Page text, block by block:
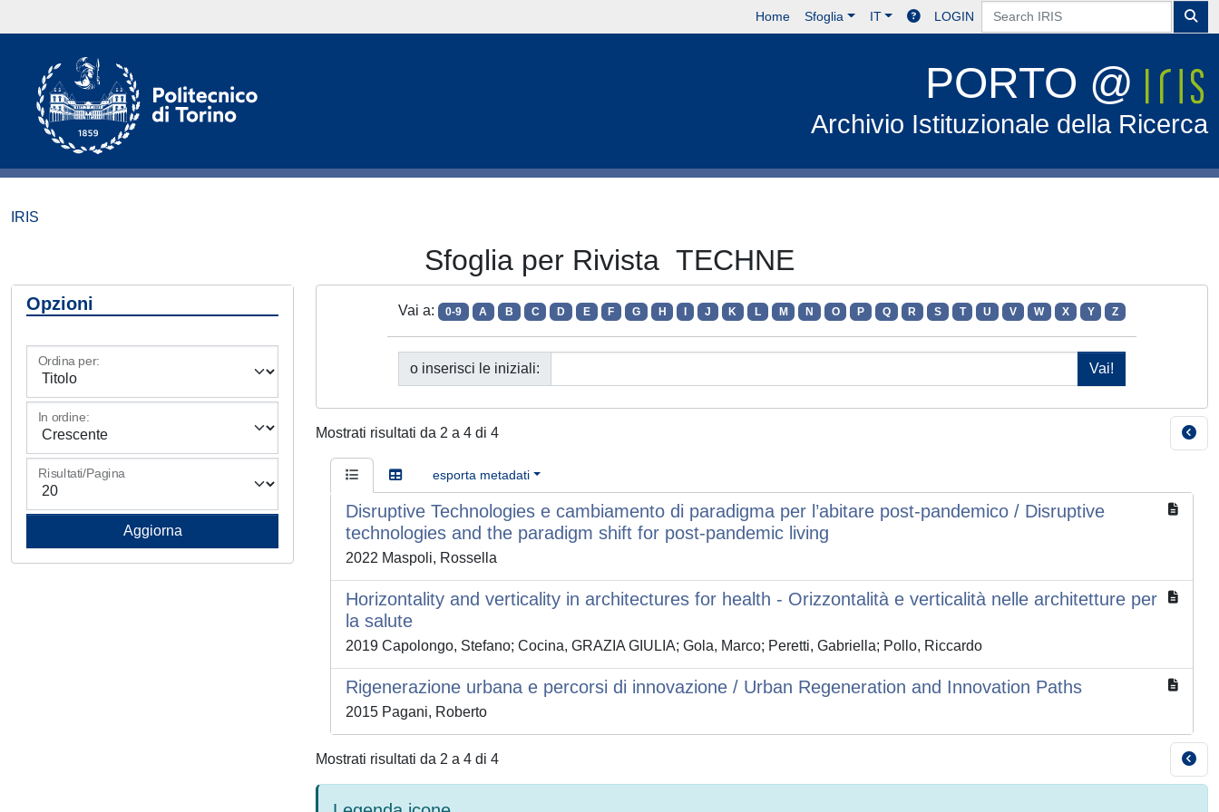
Home Sfoglia IT LOGIN
PORTO @
Archivio Istituzionale della Ricerca
IRIS
Sfoglia per Rivista TECHNE
Opzioni
Ordina per:
In ordine:
Risultati/Pagina
Vai a: 0-9 A B C D E F G H J K L M N O P Q R S T U V W X Y Z
o inserisci le iniziali:
Mostrati risultati da 2 a 4 di 4
esporta metadati
Disruptive Technologies e cambiamento di paradigma per l’abitare post-pandemico / Disruptive
technologies and the paradigm shift for post-pandemic living
2022 Maspoli, Rossella
Horizontality and verticality in architectures for health - Orizzontalità e verticalità nelle architetture per
la salute
2019 Capolongo, Stefano; Cocina, GRAZIA GIULIA; Gola, Marco; Peretti, Gabriella; Pollo, Riccardo
Rigenerazione urbana e percorsi di innovazione / Urban Regeneration and Innovation Paths
2015 Pagani, Roberto
Mostrati risultati da 2 a 4 di 4